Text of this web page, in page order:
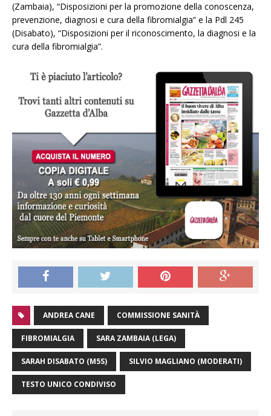
(Zambaia), “Disposizioni per la promozione della conoscenza,
prevenzione, diagnosi e cura della fibromialgia” e la Pdl 245
(Disabato), “Disposizioni per il riconoscimento, la diagnosi e la
cura della fibromialgia”.
ANDREA CANE COMMISSIONE SANITÀ
FIBROMIALGIA SARA ZAMBAIA (LEGA)
SARAH DISABATO (M5S) SILVIO MAGLIANO (MODERATI)
TESTO UNICO CONDIVISO